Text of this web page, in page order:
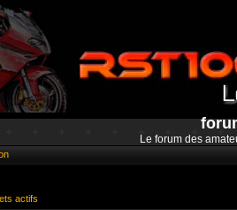
Le forum des
actifs